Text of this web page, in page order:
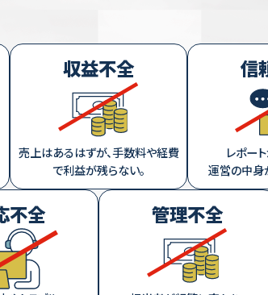
収益不全
売上はあるはずが、手数料や経費
で利益が残らない。
信
レポー
運営の中身
不全 管理不全